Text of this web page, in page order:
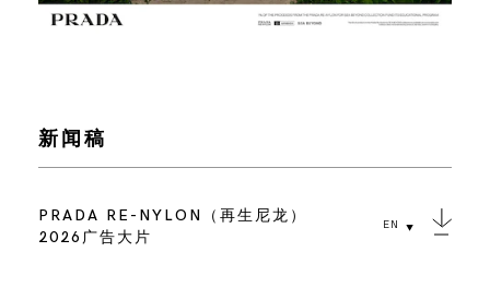
新闻稿
PRADA RE-NYLON（再生尼龙）
2026广告大片
EN